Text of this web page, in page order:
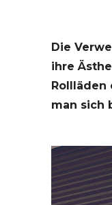
Die
ihre
Rollläden
man sich